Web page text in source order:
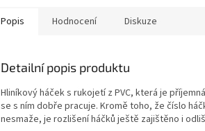
Popis Hodnocení Diskuze
Detailní popis produktu
Hliníkový háček s rukojetí z PVC, která je
se s ním dobře pracuje. Kromě toho, že číslo
nesmaže, je rozlišení háčků ještě zajištěno i